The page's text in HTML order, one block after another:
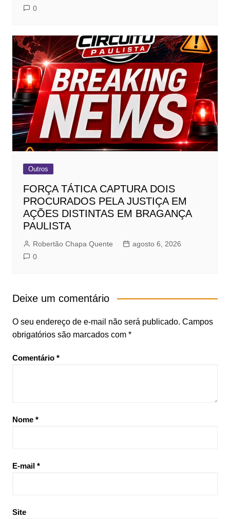
0
Outros
FORÇA TÁTICA CAPTURA DOIS
PROCURADOS PELA JUSTIÇA EM
AÇÕES DISTINTAS EM BRAGANÇA
PAULISTA
Robertão Chapa Quente
agosto 6, 2026
0
Deixe um comentário
O seu endereço de e-mail não será publicado. Campos
obrigatórios são marcados com *
Comentário *
Nome *
E-mail *
Site